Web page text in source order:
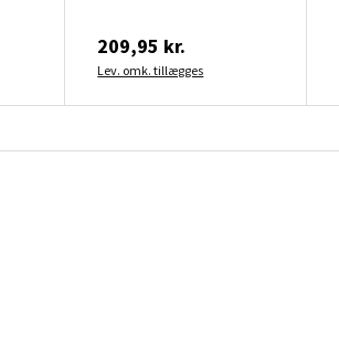
209,95 kr.
Lev. omk. tillægges